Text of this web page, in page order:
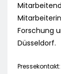
Forschung
Düsseldorf.
Pressekontakt: